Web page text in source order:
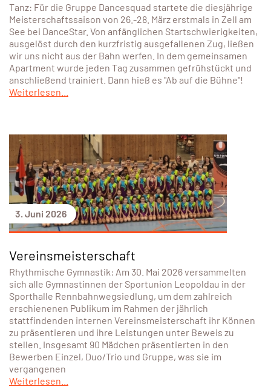
Tanz: Für die Gruppe Dancesquad startete die diesjährige
Meisterschaftssaison von 26.-28. März erstmals in Zell am
See bei DanceStar. Von anfänglichen Startschwierigkeiten,
ausgelöst durch den kurzfristig ausgefallenen Zug, ließen
wir uns nicht aus der Bahn werfen. In dem gemeinsamen
Apartment wurde jeden Tag zusammen gefrühstückt und
anschließend trainiert. Dann hieß es "Ab auf die Bühne"!
Weiterlesen...
3. Juni 2026
Vereinsmeisterschaft
Rhythmische Gymnastik: Am 30. Mai 2026 versammelten
sich alle Gymnastinnen der Sportunion Leopoldau in der
Sporthalle Rennbahnwegsiedlung, um dem zahlreich
erschienenen Publikum im Rahmen der jährlich
stattfindenden internen Vereinsmeisterschaft ihr Können
zu präsentieren und ihre Leistungen unter Beweis zu
stellen. Insgesamt 90 Mädchen präsentierten in den
Bewerben Einzel, Duo/Trio und Gruppe, was sie im
vergangenen
Weiterlesen...